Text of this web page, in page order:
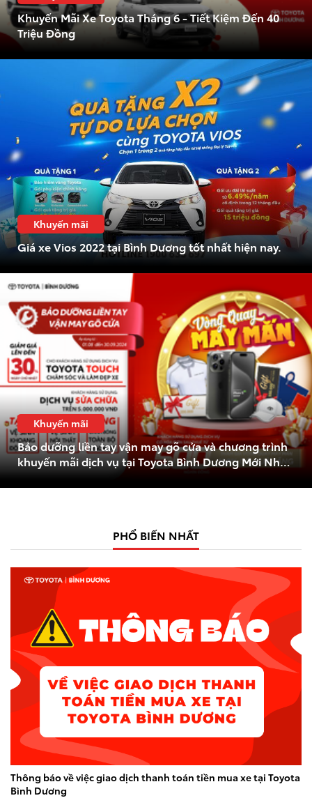
Tải bảng giá
Chia sẻ
Land Cruiser
Giá từ: 4,286,000,000
Xem các mẫu Land
Fortuner
Giá từ: 1,055,000,000
Xem các mẫu
Yaris Cross
Xem các mẫu Yaris
LAND CRUISER FJ
Giá từ: 1,198,000,000
Xem các mẫu LAND
Xem các mẫu
Innova Cross
Giá từ: 730,000,000
Xem các mẫu Innova
Khuyến Mãi Xe Toyota Tháng 6 - Tiết Kiệm Đến 40
Triệu Đồng
Khuyến mãi
Giá xe Vios 2022 tại Bình Dương tốt nhất hiện nay.
Khuyến mãi
Bảo dưỡng liền tay vận may gõ cửa và chương trình
khuyến mãi dịch vụ tại Toyota Bình Dương Mới Nhất
2024
PHỔ BIẾN NHẤT
Thông báo về việc giao dịch thanh toán tiền mua xe tại Toyota
Bình Dương